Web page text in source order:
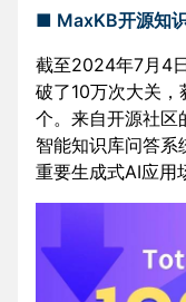
■ MaxKB开源知
截至2024年7月4
破了10万次大关
个。来自开源社区
智能知识库问答系
重要生成式AI应用